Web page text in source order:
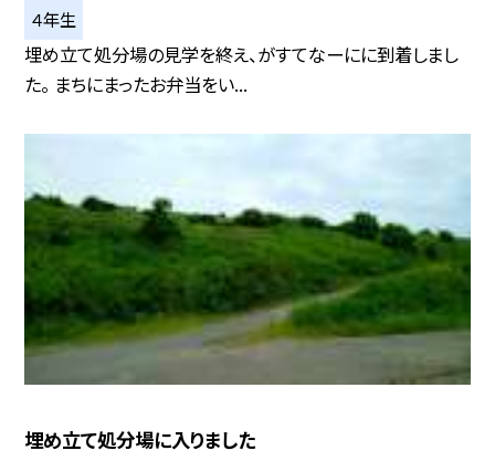
４年生
埋め立て処分場の見学を終え、がすてなーにに到着しまし
た。 まちにまったお弁当をい...
埋め立て処分場に入りました